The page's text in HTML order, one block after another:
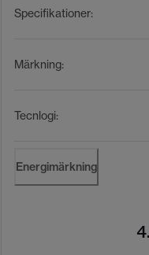
Specifikationer:
Märkning:
Tecnlogi:
Energimärkning